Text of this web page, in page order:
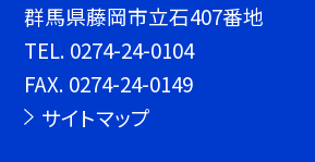
群馬県藤岡市立石407番地
TEL. 0274-24-0104
FAX. 0274-24-0149
サイトマップ